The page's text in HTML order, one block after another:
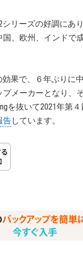
シリーズの好調にあ
、欧州、インドで
効果で、６年ぶりに
メーカーとなり、
を抜いて2021年第
告しています。